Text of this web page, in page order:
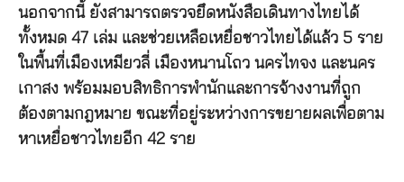
นอกจากนี้ ยังสามารถตรวจยึดหนังสือเดินทางไทยได้
ทั้งหมด 47 เล่ม และช่วยเหลือเหยื่อชาวไทยได้แล้ว 5 ราย
ในพื้นที่เมืองเหมียวลี่ เมืองหนานโถว นครไทจง และนคร
เกาสง พร้อมมอบสิทธิการพำนักและการจ้างงานที่ถูก
ต้องตามกฎหมาย ขณะที่อยู่ระหว่างการขยายผลเพื่อตาม
หาเหยื่อชาวไทยอีก 42 ราย